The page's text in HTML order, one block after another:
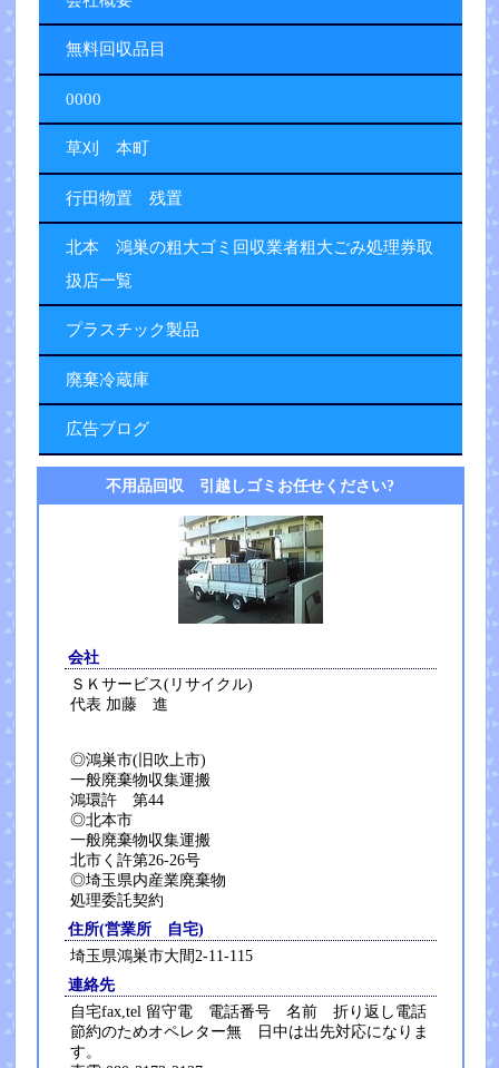
無料回収品目
0000
草刈 本町
行田物置 残置
北本 鴻巣の粗大ゴミ回収業者粗大ごみ処理券取
扱店一覧
プラスチック製品
廃棄冷蔵庫
広告ブログ
不用品回収 引越しゴミお任せください?
会社
ＳＫサービス(リサイクル)
代表 加藤 進
◎鴻巣市(旧吹上市)
一般廃棄物収集運搬
鴻環許 第44
◎北本市
一般廃棄物収集運搬
北市く許第26-26号
◎埼玉県内産業廃棄物
処理委託契約
住所(営業所 自宅)
埼玉県鴻巣市大間2-11-115
連絡先
自宅fax,tel 留守電 電話番号 名前 折り返し電話
節約のためオペレター無 日中は出先対応になりま
す。